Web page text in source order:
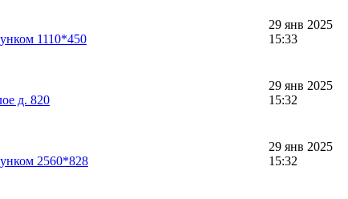
1110*450
29 янв 2025
15:33
д. 820
29 янв 2025
15:32
2560*828
29 янв 2025
15:32